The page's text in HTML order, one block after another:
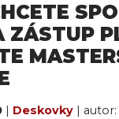
ZÁSTUP
| Deskovky | autor: